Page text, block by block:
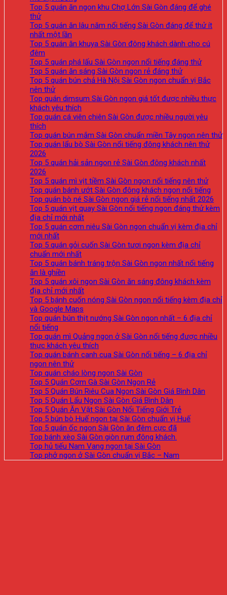
Top 5 quán ăn ngon khu Chợ Lớn Sài Gòn đáng để ghé
thử
Top 5 quán ăn lâu năm nổi tiếng Sài Gòn đáng để thử ít
nhất một lần
Top 5 quán ăn khuya Sài Gòn đông khách dành cho cú
đêm
Top 5 quán phá lấu Sài Gòn ngon nổi tiếng đáng thử
Top 5 quán ăn sáng Sài Gòn ngon rẻ đáng thử
Top 5 quán bún chả Hà Nội Sài Gòn ngon chuẩn vị Bắc
nên thử
Top quán dimsum Sài Gòn ngon giá tốt được nhiều thực
khách yêu thích
Top quán cá viên chiên Sài Gòn được nhiều người yêu
thích
Top quán bún mắm Sài Gòn chuẩn miền Tây ngon nên thử
Top quán lẩu bò Sài Gòn nổi tiếng đông khách nên thử
2026
Top 5 quán hải sản ngon rẻ Sài Gòn đông khách nhất
2026
Top 5 quán mì vịt tiềm Sài Gòn ngon nổi tiếng nên thử
Top quán bánh ướt Sài Gòn đông khách ngon nổi tiếng
Top quán bò né Sài Gòn ngon giá rẻ nổi tiếng nhất 2026
Top 5 quán vịt quay Sài Gòn nổi tiếng ngon đáng thử kèm
địa chỉ mới nhất
Top 5 quán cơm niêu Sài Gòn ngon chuẩn vị kèm địa chỉ
mới nhất
Top 5 quán gỏi cuốn Sài Gòn tươi ngon kèm địa chỉ
chuẩn mới nhất
Top 5 quán bánh tráng trộn Sài Gòn ngon nhất nổi tiếng
ăn là ghiền
Top 5 quán xôi ngon Sài Gòn ăn sáng đông khách kèm
địa chỉ mới nhất
Top 5 bánh cuốn nóng Sài Gòn ngon nổi tiếng kèm địa chỉ
và Google Maps
Top quán bún thịt nướng Sài Gòn ngon nhất – 6 địa chỉ
nổi tiếng
Top quán mì Quảng ngon ở Sài Gòn nổi tiếng được nhiều
thực khách yêu thích
Top quán bánh canh cua Sài Gòn nổi tiếng – 6 địa chỉ
ngon nên thử
Top quán cháo lòng ngon Sài Gòn
Top 5 Quán Cơm Gà Sài Gòn Ngon Rẻ
Top 5 Quán Bún Riêu Cua Ngon Sài Gòn Giá Bình Dân
Top 5 Quán Lẩu Ngon Sài Gòn Giá Bình Dân
Top 5 Quán Ăn Vặt Sài Gòn Nổi Tiếng Giới Trẻ
Top 5 bún bò Huế ngon tại Sài Gòn chuẩn vị Huế
Top 5 quán ốc ngon Sài Gòn ăn đêm cực đã
Top bánh xèo Sài Gòn giòn rụm đông khách.
Top hủ tiếu Nam Vang ngon tại Sài Gòn
Top phở ngon ở Sài Gòn chuẩn vị Bắc – Nam